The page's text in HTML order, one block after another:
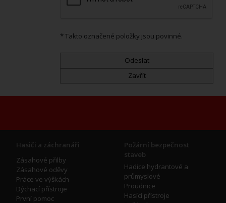
* Takto označené položky jsou povinné.
Hasiči a záchranáři
Zásahové přilby
Zásahové oděvy
Práce ve výškách
Dýchací přístroje
První pomoc
Požární bezpečnost
staveb
Hadice hydrantové a
průmyslové
Proudnice
Hasící přístroje